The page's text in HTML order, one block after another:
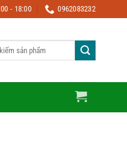
- 18:00 0962083232